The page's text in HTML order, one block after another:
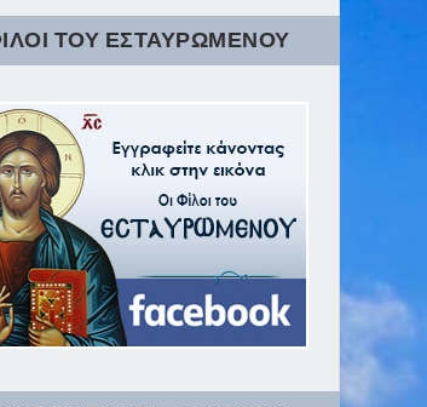
ΤΟΥ ΕΣΤΑΥΡΩΜΕΝΟΥ